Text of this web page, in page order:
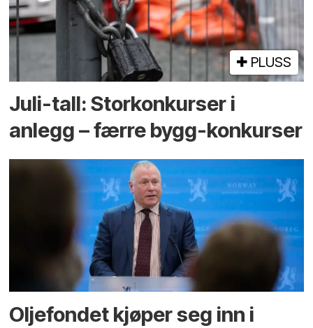
PLUSS
Juli-tall: Storkonkurser i
anlegg – færre bygg-konkurser
Oljefondet kjøper seg inn i